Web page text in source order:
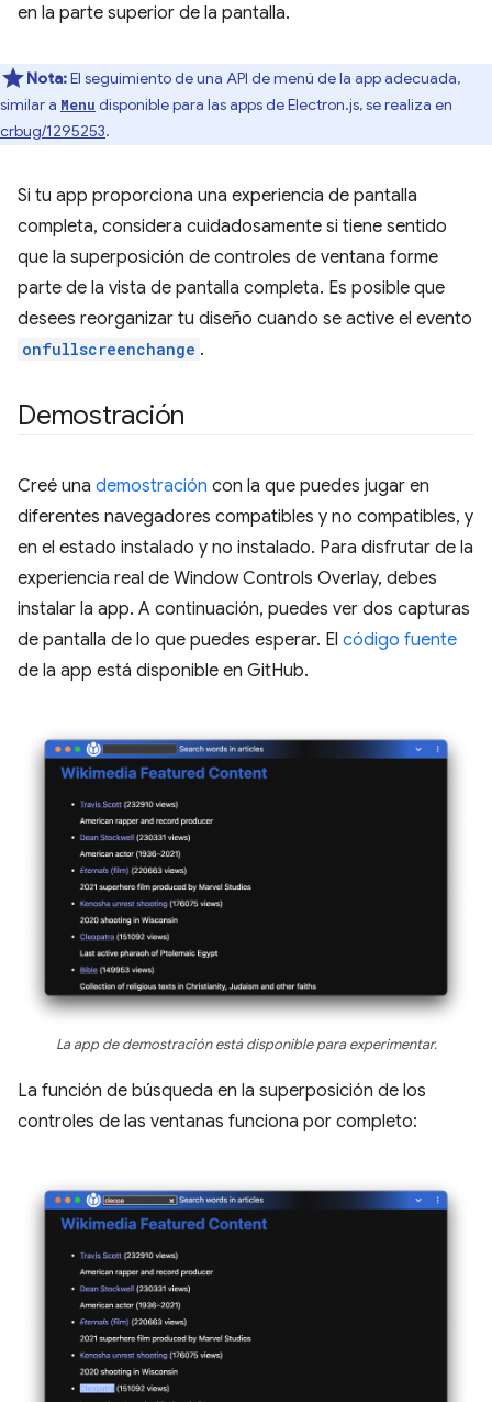
en la parte superior de la pantalla.
Nota:El seguimiento de una API de menú de la app adecuada,
similar a Menu disponible para las apps de Electron.js, se realiza en
crbug/1295253.
Si tu app proporciona una experiencia de pantalla
completa, considera cuidadosamente si tiene sentido
que la superposición de controles de ventana forme
parte de la vista de pantalla completa. Es posible que
desees reorganizar tu diseño cuando se active el evento
onfullscreenchange .
Demostración
Creé una demostración con la que puedes jugar en
diferentes navegadores compatibles y no compatibles, y
en el estado instalado y no instalado. Para disfrutar de la
experiencia real de Window Controls Overlay, debes
instalar la app. A continuación, puedes ver dos capturas
de pantalla de lo que puedes esperar. El código fuente
de la app está disponible en GitHub.
La app de demostración está disponible para experimentar.
La función de búsqueda en la superposición de los
controles de las ventanas funciona por completo: